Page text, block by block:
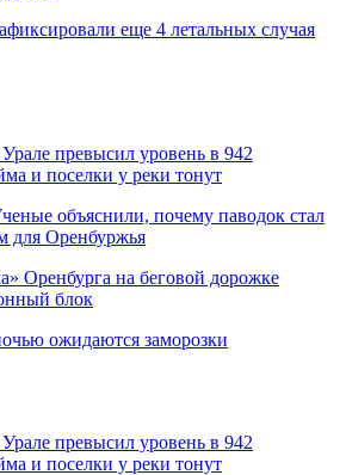
еще 4 летальных случая
превысил уровень в 942
и поселки у реки тонут
объяснили, почему паводок стал
для Оренбуржья
Оренбурга на беговой дорожке
блок
ожидаются заморозки
превысил уровень в 942
и поселки у реки тонут